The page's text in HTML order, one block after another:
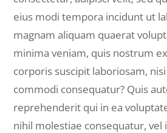
eius modi tempora incidunt ut
magnam aliquam quaerat
minima veniam, quis nostrum
corporis suscipit laboriosam,
commodi consequatur? Quis
reprehenderit qui in ea
nihil molestiae consequatur,